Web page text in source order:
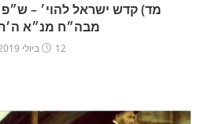
מד) קדש ישראל להוי׳ –
מבה״ח מנ״א
12 ביולי 2019